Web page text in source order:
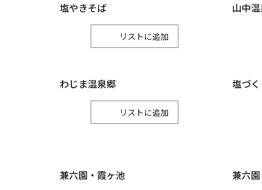
塩やきそば
リスト
山中
わじま温泉郷
リスト
塩づ
兼六園・霞ヶ池 兼六